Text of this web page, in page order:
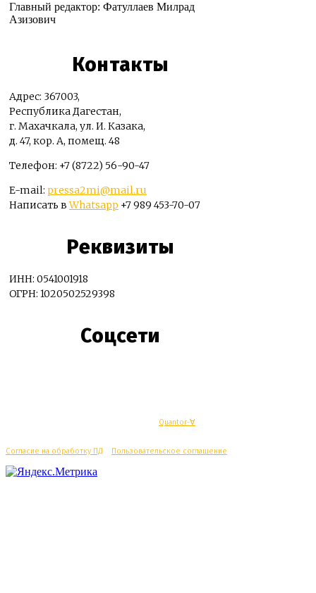
Главный редактор: Фатуллаев Милрад
Азизович
Контакты
Адрес: 367003,
Республика Дагестан,
г. Махачкала, ул. И. Казака,
д. 47, кор. А, помещ. 48
Телефон: +7 (8722) 56-90-47
E-mail: pressa2mi@mail.ru
Написать вWhatsapp +7 989 453-70-07
Реквизиты
ИНН: 0541001918
ОГРН: 1020502529398
Соцсети
Quantor-∀
Согласие на обработку ПД Пользовательское соглашение